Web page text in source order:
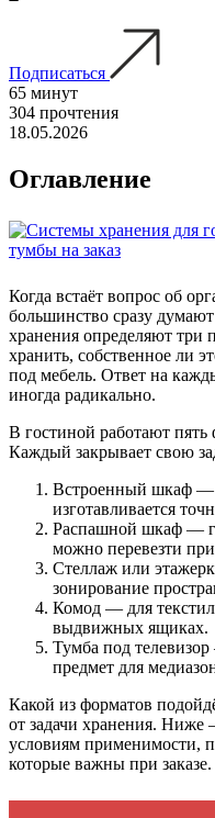
Подписаться
65 минут
304 прочтения
18.05.2026
Оглавление
Когда встаёт вопрос об
большинство сразу
хранения определяют три
хранить, собственное ли
под мебель. Ответ на
иногда радикально.
В гостиной работают пять
Каждый закрывает свою
Встроенный шкаф —
изготавливается
Распашной шкаф —
можно перевезти при
Стеллаж или
зонирование
Комод — для
выдвижных ящиках.
Тумба под
предмет для
Какой из форматов
от задачи хранения. Ниже
условиям применимости,
которые важны при заказе.